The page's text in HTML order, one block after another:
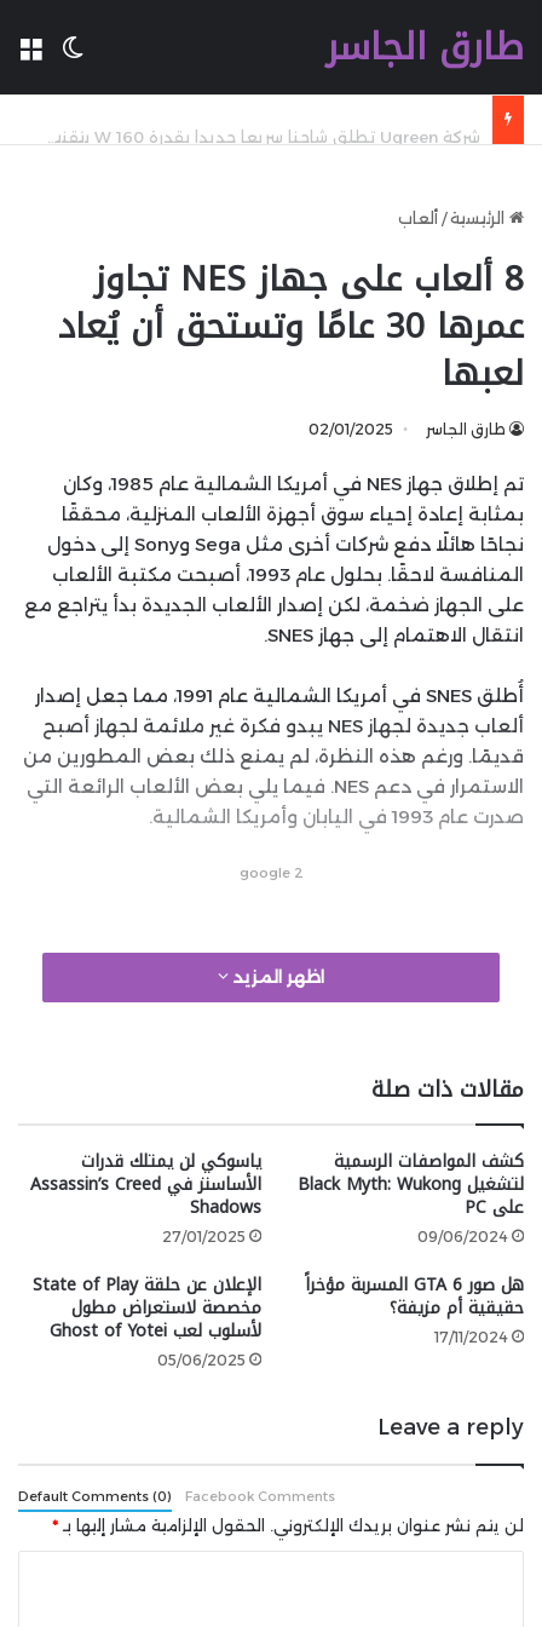
طارق الجاسر
الرئيسية/ ألعاب
8 ألعاب على جهاز NES تجاوز
عمرها 30 عامًا وتستحق أن يُعاد
لعبها
طارق الجاسر 02/01/2025
تم إطلاق جهاز NES في أمريكا الشمالية عام 1985، وكان
بمثابة إعادة إحياء سوق أجهزة الألعاب المنزلية، محققًا
نجاحًا هائلًا دفع شركات أخرى مثل Sega وSony إلى دخول
المنافسة لاحقًا. بحلول عام 1993، أصبحت مكتبة الألعاب
على الجهاز ضخمة، لكن إصدار الألعاب الجديدة بدأ يتراجع مع
انتقال الاهتمام إلى جهاز SNES.
أُطلق SNES في أمريكا الشمالية عام 1991، مما جعل إصدار
ألعاب جديدة لجهاز NES يبدو فكرة غير ملائمة لجهاز أصبح
قديمًا. ورغم هذه النظرة، لم يمنع ذلك بعض المطورين من
الاستمرار في دعم NES. فيما يلي بعض الألعاب الرائعة التي
صدرت عام 1993 في اليابان وأمريكا الشمالية.
google 2
ليست كل الألعاب التي أُنتجت عن طريق هذه الشراكة تُعتبر
بنفس مستوى التميز.
DuckTales 2 لعبة جيدة أيضًا، لكنها لم تحظَ بنفس الشهرة
التي نالتها النسخة الأصلية. قد يعود ذلك لتوقيت إصدارها
المتأخر على NES، حيث كان جهاز SNES قد دخل بالفعل
السوق وأصبح هو الجهاز الرائج. ومع ذلك، الألعاب الجيدة لا
تموت أبدًا، ويمكن بسهولة تجربة هذه اللعبة ومعظم
Joy Mech Fight
اظهر المزيد
مقالات ذات صلة
كشف المواصفات الرسمية
لتشغيل Black Myth: Wukong
على PC
09/06/2024
ياسوكي لن يمتلك قدرات
الأساسنز في Assassin’s Creed
Shadows
27/01/2025
هل صور GTA 6 المسربة مؤخراً
حقيقية أم مزيفة؟
17/11/2024
الإعلان عن حلقة State of Play
مخصصة لاستعراض مطول
لأسلوب لعب Ghost of Yotei
05/06/2025
Leave a reply
Default Comments (0) Facebook Comments
لن يتم نشر عنوان بريدك الإلكتروني. الحقول الإلزامية مشار إليها بـ *